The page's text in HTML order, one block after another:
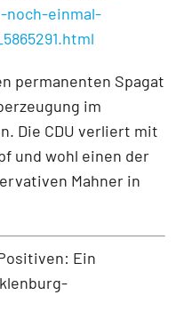
einmal-
permanenten Spagat
im
Die CDU verliert mit
und wohl einen der
Mahner in
Ein